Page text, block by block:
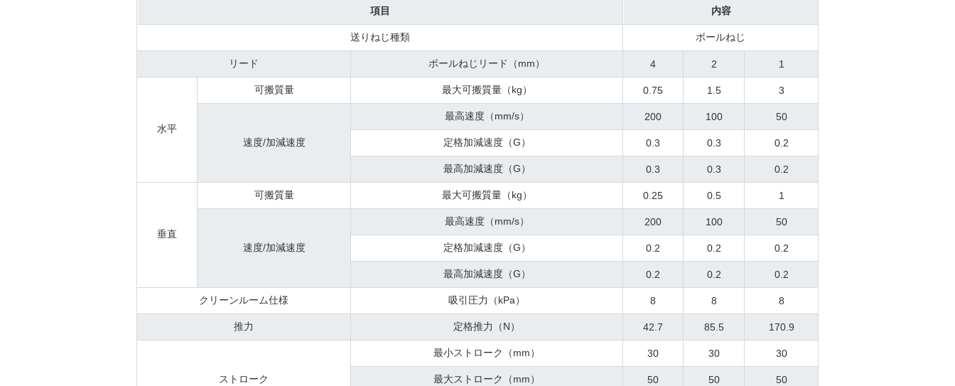
項目 内容
送りねじ種類 ボールねじ
リード ボールねじリード（mm） 4 2 1
水平
可搬質量 最大可搬質量（kg） 0.75 1.5 3
速度/加減速度
最高速度（mm/s） 200 100 50
定格加減速度（G） 0.3 0.3 0.2
最高加減速度（G） 0.3 0.3 0.2
垂直
可搬質量 最大可搬質量（kg） 0.25 0.5 1
速度/加減速度
最高速度（mm/s） 200 100 50
定格加減速度（G） 0.2 0.2 0.2
最高加減速度（G） 0.2 0.2 0.2
クリーンルーム仕様 吸引圧力（kPa） 8 8 8
推力 定格推力（N） 42.7 85.5 170.9
ストローク
最小ストローク（mm） 30 30 30
最大ストローク（mm） 50 50 50